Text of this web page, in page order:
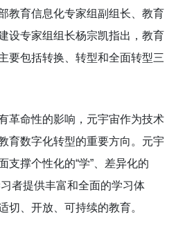
教育信息化专家组副组长、教育
设专家组组长杨宗凯指出，教育
要包括转换、转型和全面转型三
革命性的影响，元宇宙作为技术
育数字化转型的重要方向。元宇
支撑个性化的“学”、差异化的
习者提供丰富和全面的学习体
切、开放、可持续的教育。